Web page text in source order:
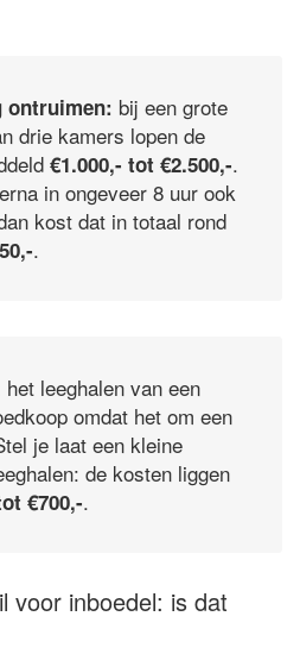
ontruimen: bij een grote
drie kamers lopen de
€1.000,- tot €2.500,-.
in ongeveer 8 uur ook
kost dat in totaal rond
.
het leeghalen van een
omdat het om een
je laat een kleine
de kosten liggen
€700,-.
voor inboedel: is dat